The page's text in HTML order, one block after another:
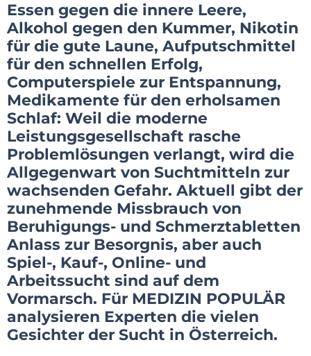
Essen gegen die innere Leere,
Alkohol gegen den Kummer, Nikotin
für die gute Laune, Aufputschmittel
für den schnellen Erfolg,
Computerspiele zur Entspannung,
Medikamente für den erholsamen
Schlaf: Weil die moderne
Leistungsgesellschaft rasche
Problemlösungen verlangt, wird die
Allgegenwart von Suchtmitteln zur
wachsenden Gefahr. Aktuell gibt der
zunehmende Missbrauch von
Beruhigungs- und Schmerztabletten
Anlass zur Besorgnis, aber auch
Spiel-, Kauf-, Online- und
Arbeitssucht sind auf dem
Vormarsch. Für MEDIZIN POPULÄR
analysieren Experten die vielen
Gesichter der Sucht in Österreich.